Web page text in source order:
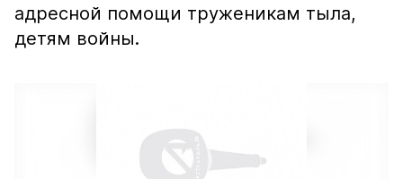
адресной помощи труженикам тыла,
детям войны.